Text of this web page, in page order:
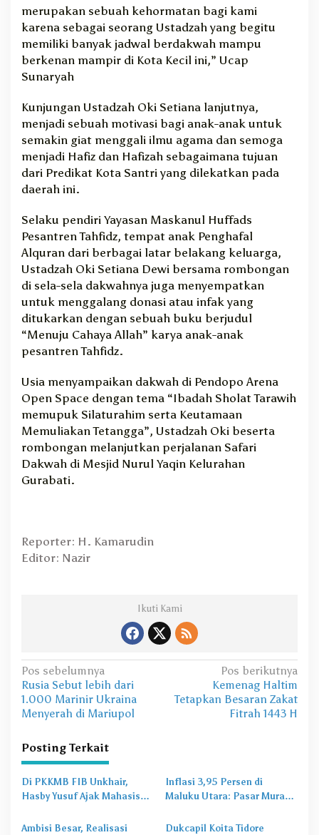
merupakan sebuah kehormatan bagi kami
karena sebagai seorang Ustadzah yang begitu
memiliki banyak jadwal berdakwah mampu
berkenan mampir di Kota Kecil ini,” Ucap
Sunaryah
Kunjungan Ustadzah Oki Setiana lanjutnya,
menjadi sebuah motivasi bagi anak-anak untuk
semakin giat menggali ilmu agama dan semoga
menjadi Hafiz dan Hafizah sebagaimana tujuan
dari Predikat Kota Santri yang dilekatkan pada
daerah ini.
Selaku pendiri Yayasan Maskanul Huffads
Pesantren Tahfidz, tempat anak Penghafal
Alquran dari berbagai latar belakang keluarga,
Ustadzah Oki Setiana Dewi bersama rombongan
di sela-sela dakwahnya juga menyempatkan
untuk menggalang donasi atau infak yang
ditukarkan dengan sebuah buku berjudul
“Menuju Cahaya Allah” karya anak-anak
pesantren Tahfidz.
Usia menyampaikan dakwah di Pendopo Arena
Open Space dengan tema “Ibadah Sholat Tarawih
memupuk Silaturahim serta Keutamaan
Memuliakan Tetangga”, Ustadzah Oki beserta
rombongan melanjutkan perjalanan Safari
Dakwah di Mesjid Nurul Yaqin Kelurahan
Gurabati.
Reporter: H. Kamarudin
Editor: Nazir
Ikuti Kami
N
a
v
g
a
s
i
Pos sebelumnya
Rusia Sebut lebih dari
1.000 Marinir Ukraina
Menyerah di Mariupol
Pos berikutnya
Kemenag Haltim
Tetapkan Besaran Zakat
Fitrah 1443 H
Posting Terkait
Di PKKMB FIB Unkhair,
Hasby Yusuf Ajak Mahasiswa
Budaya dan Literasi
Inflasi 3,95 Persen di
Maluku Utara: Pasar Murah
Masalah Baru
Ambisi Besar, Realisasi
Dukcapil Koita Tidore